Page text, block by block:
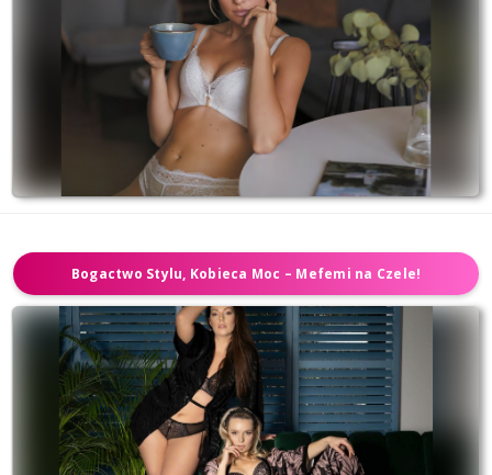
Bogactwo Stylu, Kobieca Moc – Mefemi na Czele!